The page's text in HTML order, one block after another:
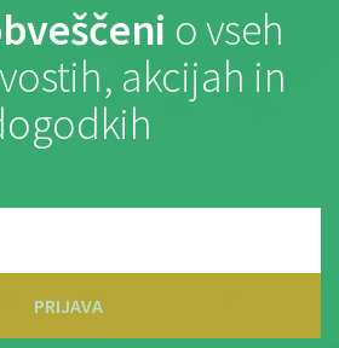
o vseh
akcijah in
PRIJAVA